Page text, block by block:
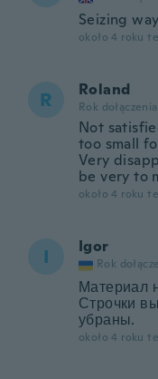
Seizing
około 4 roku
R Roland
Rok
Not
too small
Very
be very to
około 4 roku
I Igor
Rok
Материал
Строчки
убраны.
około 4 roku